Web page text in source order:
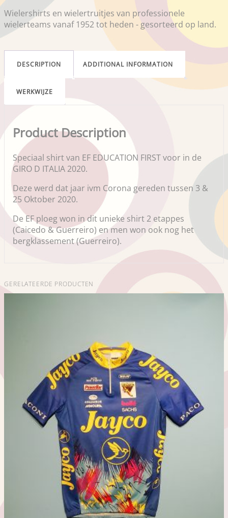
Wielershirts en wielertruitjes van professionele
wielerteams vanaf 1952 tot heden - gesorteerd op land.
DESCRIPTION ADDITIONAL INFORMATION
WERKWIJZE
Product Description
Speciaal shirt van EF EDUCATION FIRST voor in de
GIRO D ITALIA 2020.
Deze werd dat jaar ivm Corona gereden tussen 3 &
25 Oktober 2020.
De EF ploeg won in dit unieke shirt 2 etappes
(Caicedo & Guerreiro) en men won ook nog het
bergklassement (Guerreiro).
GERELATEERDE PRODUCTEN